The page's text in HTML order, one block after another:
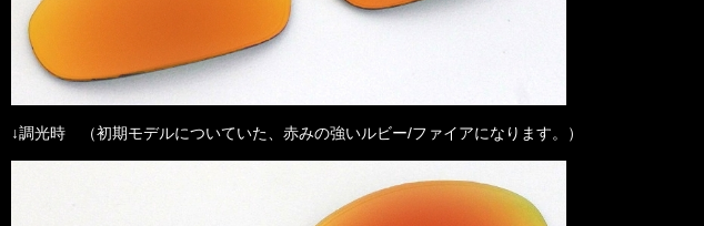
↓調光時 （初期モデルについていた、赤みの強いルビー/ファイアになります。）